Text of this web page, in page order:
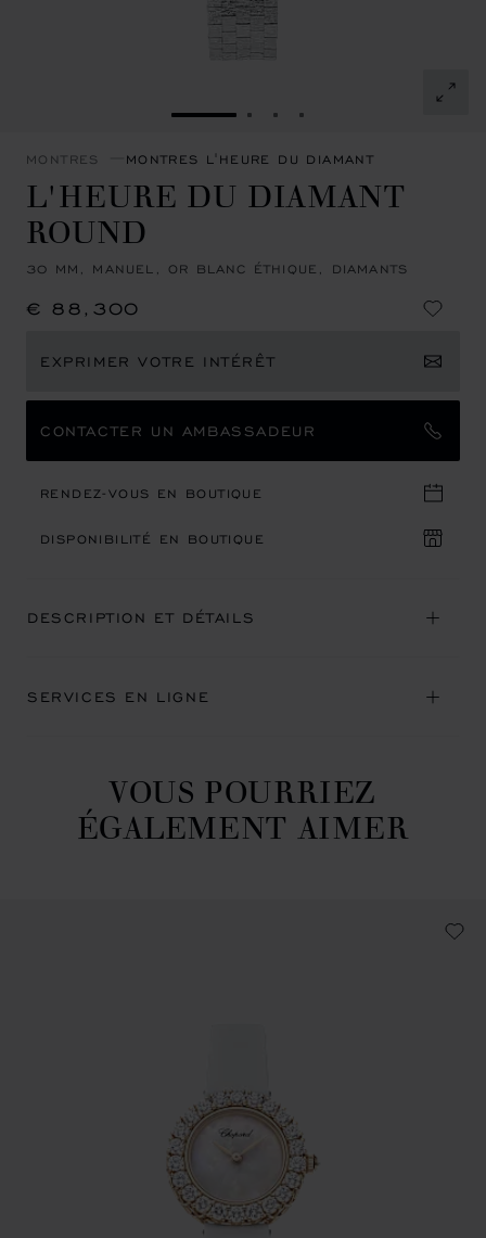
ALLER À LA DIAPOSITIVE 1
ALLER À LA DIAPOSITIVE
ALLER À LA
ALLER À LA
MONTRES MONTRES L'HEURE DU DIAMANT
L'HEURE DU DIAMANT
ROUND
30 MM, MANUEL, OR BLANC ÉTHIQUE, DIAMANTS
€ 88,300
EXPRIMER VOTRE INTÉRÊT
CONTACTER UN AMBASSADEUR
RENDEZ-VOUS EN BOUTIQUE
DISPONIBILITÉ EN BOUTIQUE
DESCRIPTION ET DÉTAILS
SERVICES EN LIGNE
VOUS POURRIEZ
ÉGALEMENT AIMER